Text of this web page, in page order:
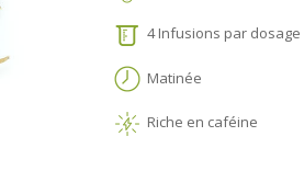
4 Infusions par dosage
Matinée
Riche en caféine